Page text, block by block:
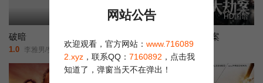
破暗
1.0 李雅男/樊昱君/娄淇/蒋菲菲/
正片
6.0 陈耿锋/颜嫣/
HD国语
港城大劫案
4.0
正片 正片
网站公告
欢迎观看，官方网站： www.716089
2.xyz ，联系QQ： 7160892 ，点击我
知道了，弹窗当天不在弹出！